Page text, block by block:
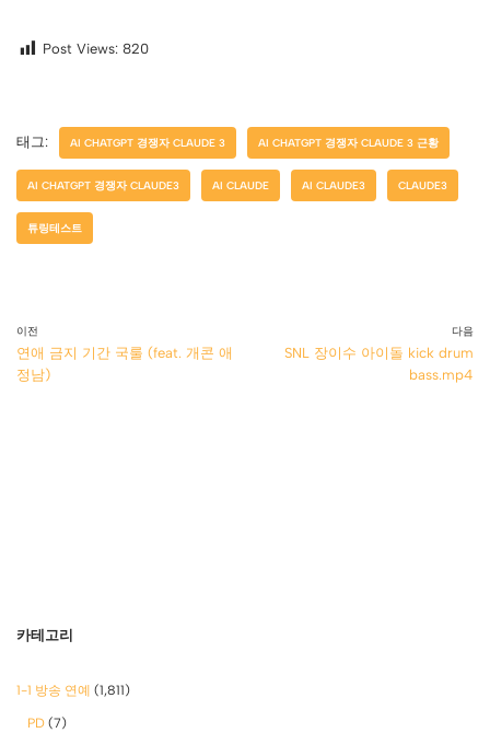
Post Views: 820
태그: AI CHATGPT 경쟁자 CLAUDE 3 AI CHATGPT 경쟁자 CLAUDE 3 근황
AI CHATGPT 경쟁자 CLAUDE3 AI CLAUDE AI CLAUDE3 CLAUDE3
튜링테스트
이전
연애 금지 기간 국룰 (feat. 개콘 애
정남)
다음
SNL 장이수 아이돌 kick drum
bass.mp4
카테고리
1-1 방송 연예 (1,811)
PD (7)